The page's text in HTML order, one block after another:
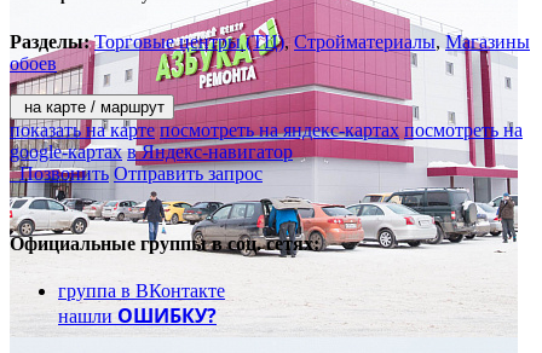
Разделы: Торговые центры (ТЦ),Стройматериалы, Магазины
обоев
на карте / маршрут
показать на карте посмотреть на яндекс-картах посмотреть на
google-картах в Яндекс-навигатор
Позвонить Отправить запрос
Официальные группыв соц. сетях:
группа в ВКонтакте
нашли ОШИБКУ?